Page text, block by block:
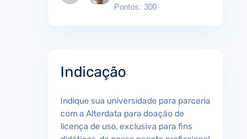
Pontos: 300
Indicação
Indique sua universidade para parceria
com a Alterdata para doação de
licença de uso, exclusiva para fins